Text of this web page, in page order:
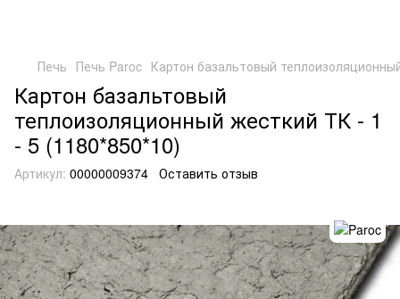
Печь Печь Paroc Картон базальтовый
Картон базальтовый
теплоизоляционный жесткий ТК - 1
- 5 (1180*850*10)
Артикул: 00000009374 Оставить отзыв